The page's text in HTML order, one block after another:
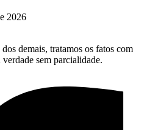
2026
demais, tratamos os fatos com
sem parcialidade.